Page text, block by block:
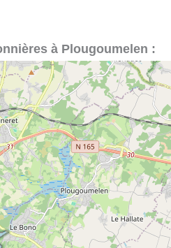
à Plougoumelen :